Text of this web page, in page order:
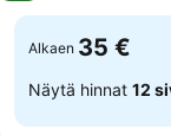
Alkaen 35 €
Näytä hinnat 12